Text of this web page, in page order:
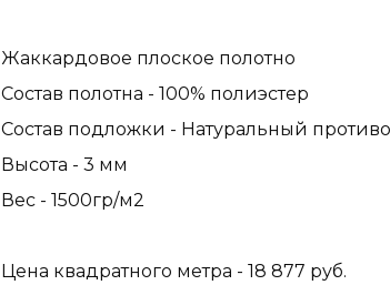
Жаккардовое плоское полотно
Состав полотна - 100% полиэстер
Состав подложки - Натуральный
Высота - 3 мм
Вес - 1500гр/м2
Цена квадратного метра - 18 877 руб.